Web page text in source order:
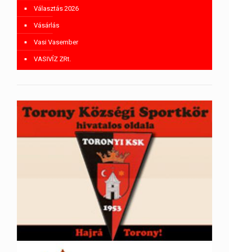
Választás 2026
Vásárlás
Vasi Vasember
VASIVÍZ ZRt.